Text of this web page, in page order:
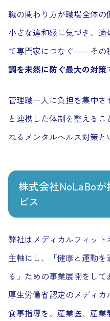
職の関わり方が職場全体の
小さな違和感に気づき、
て専門家につなぐ――その
調を未然に防ぐ最大の対策
管理職一人に負担を集中
と連携した体制を整える
れるメンタルヘルス対策と
株式会社NoLaBo
ビス
弊社はメディカルフィッ
主軸にし、「健康と運動
る」ための事業展開をして
厚生労働省認定のメディ
食事指導を、産業医、産